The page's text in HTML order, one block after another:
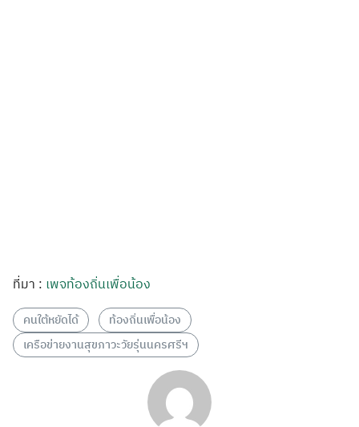
ที่มา : เพจท้องถิ่นเพื่อน้อง
คนใต้หยัดได้
ท้องถิ่นเพื่อน้อง
เครือข่ายงานสุขภาวะวัยรุ่นนครศรีฯ